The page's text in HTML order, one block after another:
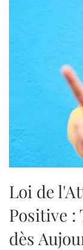
Loi de
Positive :
dès